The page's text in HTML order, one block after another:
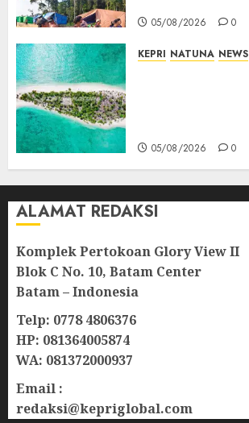
05/08/2026 0
KEPRI NATUNA NEWS
05/08/2026 0
ALAMAT REDAKSI
Komplek Pertokoan Glory View II
Blok C No. 10, Batam Center
Batam – Indonesia
Telp: 0778 4806376
HP: 081364005874
WA: 081372000937
Email :
redaksi@kepriglobal.com